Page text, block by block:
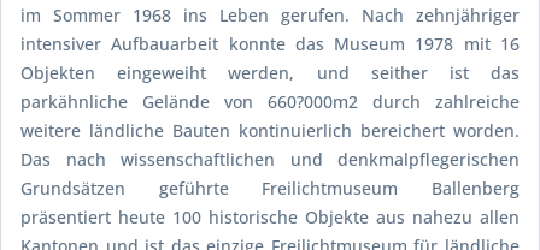
im Sommer 1968 ins Leben gerufen. Nach zehnjähriger
intensiver Aufbauarbeit konnte das Museum 1978 mit 16
Objekten eingeweiht werden, und seither ist das
parkähnliche Gelände von 660?000m2 durch zahlreiche
weitere ländliche Bauten kontinuierlich bereichert worden.
Das nach wissenschaftlichen und denkmalpflegerischen
Grundsätzen geführte Freilichtmuseum Ballenberg
präsentiert heute 100 historische Objekte aus nahezu allen